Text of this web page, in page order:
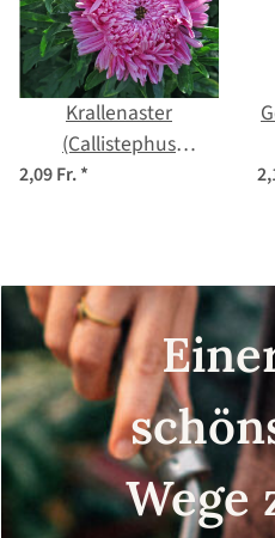
Krallenaster
(Callistephus
chinensis) Samen
2,09 Fr.*
Wege